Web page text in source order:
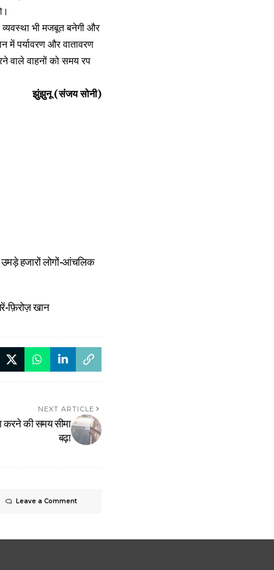
भी मजबूत बनेगी और
में पर्यावरण और वातावरण
वाले वाहनों को समय रप
झुंझुनू (संंजय सोनी)
हजारों लोगों-आंचलिक
फ़िरोज़ खान
NEXT ARTICLE
करने की समय सीमा
बढ़ा
Leave a Comment